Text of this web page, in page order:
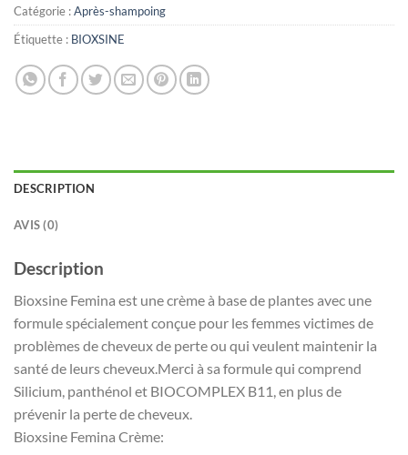
Catégorie :Après-shampoing
Étiquette : BIOXSINE
DESCRIPTION
AVIS (0)
Description
Bioxsine Femina est une crème à base de plantes avec une
formule spécialement conçue pour les femmes victimes de
problèmes de cheveux de perte ou qui veulent maintenir la
santé de leurs cheveux.Merci à sa formule qui comprend
Silicium, panthénol et BIOCOMPLEX B11, en plus de
prévenir la perte de cheveux.
Bioxsine Femina Crème: